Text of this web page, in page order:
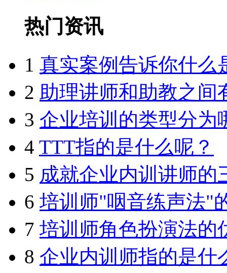
热门资讯
1 真实案例告诉你什么
2 助理讲师和助教之间
3 企业培训的类型分为
4 TTT指的是什么呢？
5 成就企业内训讲师的
6 培训师"咽音练声法"
7 培训师角色扮演法的
8 企业内训师指的是什